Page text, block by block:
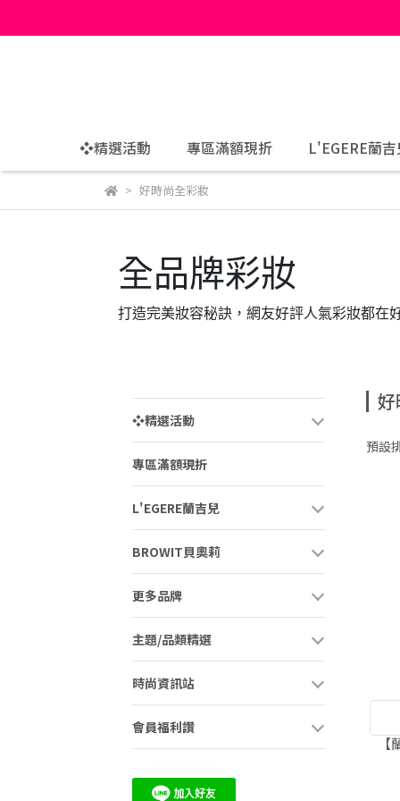
❖精選活動 專區滿額現折 L'EGERE蘭
好時尚全彩妝
全品牌彩妝
打造完美妝容秘訣，網友好評人氣彩妝都在
❖精選活動
專區滿額現折
L'EGERE蘭吉兒
BROWIT貝奧莉
更多品牌
主題/品類精選
時尚資訊站
會員福利讚
預設